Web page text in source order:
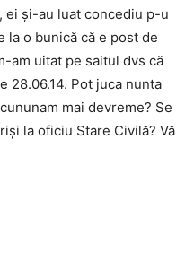
ei și-au luat concediu p-u
la o bunică că e post de
am uitat pe saitul dvs că
28.06.14. Pot juca nunta
mai devreme? Se
la oficiu Stare Civilă? Vă